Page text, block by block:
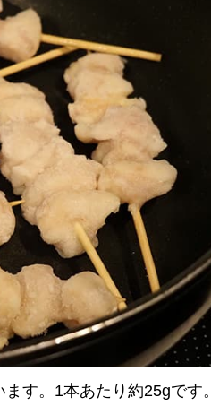
す。1本あたり約25gです。